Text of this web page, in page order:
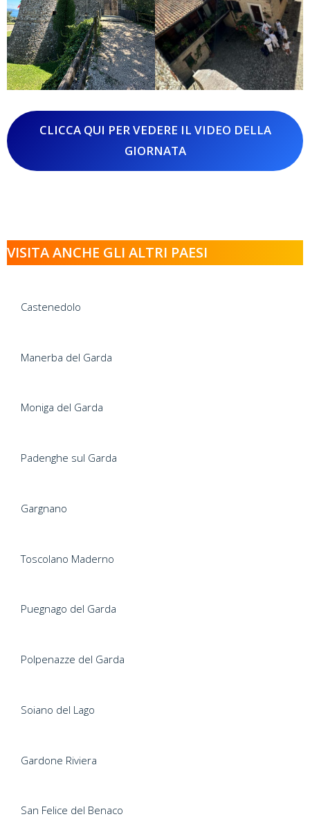
CLICCA QUI PER VEDERE IL VIDEO DELLA
GIORNATA
VISITA ANCHE GLI ALTRI PAESI
Castenedolo
Manerba del Garda
Moniga del Garda
Padenghe sul Garda
Gargnano
Toscolano Maderno
Puegnago del Garda
Polpenazze del Garda
Soiano del Lago
Gardone Riviera
San Felice del Benaco